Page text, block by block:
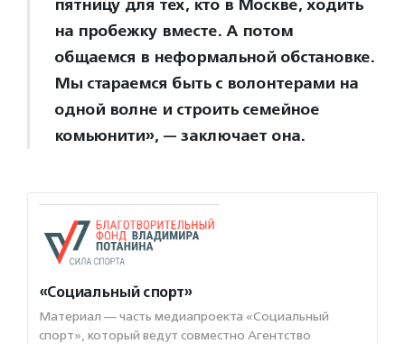
пятницу для тех, кто в Москве, ходить
на пробежку вместе. А потом
общаемся в неформальной обстановке.
Мы стараемся быть с волонтерами на
одной волне и строить семейное
комьюнити», — заключает она.
«Социальный спорт»
Материал — часть медиапроекта «Социальный
спорт», который ведут совместно Агентство